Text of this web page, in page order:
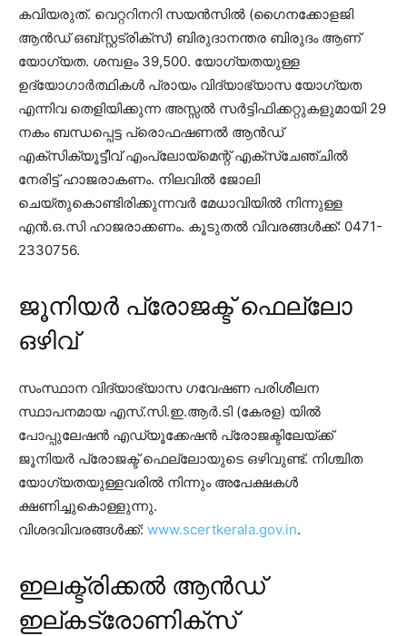
കവിയരുത്. വെറ്ററിനറി സയൻസിൽ (ഗൈനക്കോളജി
ആൻഡ് ഒബ്സ്റ്റട്രിക്സ്) ബിരുദാനന്തര ബിരുദം ആണ്
യോഗ്യത. ശമ്പളം 39,500. യോഗ്യതയുള്ള
ഉദ്യോഗാർത്ഥികൾ പ്രായം വിദ്യാഭ്യാസ യോഗ്യത
എന്നിവ തെളിയിക്കുന്ന അസ്സൽ സർട്ടിഫിക്കറ്റുകളുമായി 29
നകം ബന്ധപ്പെട്ട പ്രൊഫഷണൽ ആൻഡ്
എക്സിക്യൂട്ടീവ് എംപ്ലോയ്മെന്റ് എക്സ്ചേഞ്ചിൽ
നേരിട്ട് ഹാജരാകണം. നിലവിൽ ജോലി
ചെയ്തുകൊണ്ടിരിക്കുന്നവർ മേധാവിയിൽ നിന്നുള്ള
എൻ.ഒ.സി ഹാജരാക്കണം. കൂടുതൽ വിവരങ്ങൾക്ക്: 0471-
2330756.
ജൂനിയർ പ്രോജക്ട് ഫെല്ലോ
ഒഴിവ്
സംസ്ഥാന വിദ്യാഭ്യാസ ഗവേഷണ പരിശീലന
സ്ഥാപനമായ എസ്.സി.ഇ.ആർ.ടി (കേരള) യിൽ
പോപ്പുലേഷൻ എഡ്യൂക്കേഷൻ പ്രോജക്ടിലേയ്ക്ക്
ജൂനിയർ പ്രോജക്ട് ഫെല്ലോയുടെ ഒഴിവുണ്ട്. നിശ്ചിത
യോഗ്യതയുള്ളവരിൽ നിന്നും അപേക്ഷകൾ
ക്ഷണിച്ചുകൊള്ളുന്നു.
വിശദവിവരങ്ങൾക്ക്: www.scertkerala.gov.in.
ഇലക്ട്രിക്കൽ ആൻഡ്
ഇല്കട്രോണിക്‌സ്